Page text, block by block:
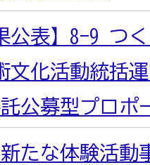
公表】8-9 つ
文化活動統括
公募型プロポ
たな体験活動